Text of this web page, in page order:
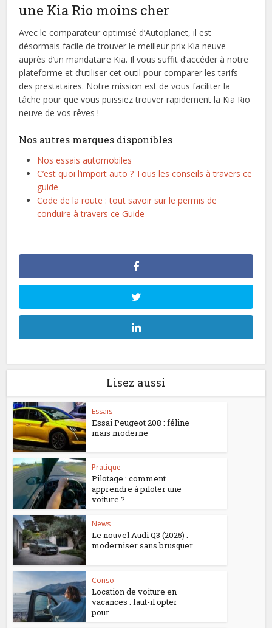
une Kia Rio moins cher
Avec le comparateur optimisé d’Autoplanet, il est
désormais facile de trouver le meilleur prix Kia neuve
auprès d’un mandataire Kia. Il vous suffit d’accéder à notre
plateforme et d’utiliser cet outil pour comparer les tarifs
des prestataires. Notre mission est de vous faciliter la
tâche pour que vous puissiez trouver rapidement la Kia Rio
neuve de vos rêves !
Nos autres marques disponibles
Nos essais automobiles
C’est quoi l’import auto ? Tous les conseils à travers ce
guide
Code de la route : tout savoir sur le permis de
conduire à travers ce Guide
Lisez aussi
Essais
Essai Peugeot 208 : féline
mais moderne
Pratique
Pilotage : comment
apprendre à piloter une
voiture ?
News
Le nouvel Audi Q3 (2025) :
moderniser sans brusquer
Conso
Location de voiture en
vacances : faut-il opter
pour...